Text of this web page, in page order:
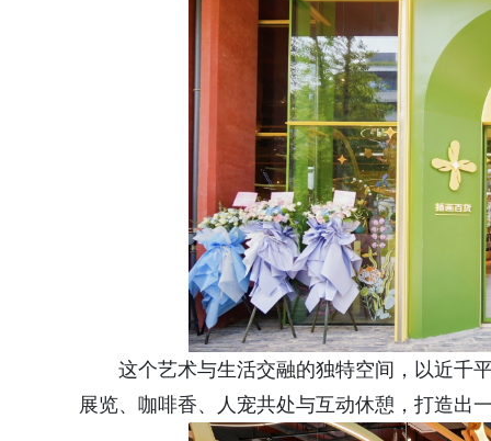
这个艺术与生活交融的独特空间，以近千
展览、咖啡香、人宠共处与互动休憩，打造出